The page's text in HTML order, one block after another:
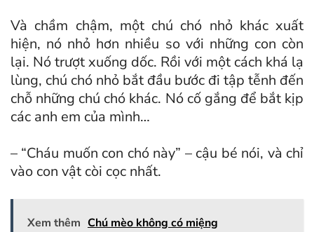
Và chầm chậm, một chú chó nhỏ khác xuất
hiện, nó nhỏ hơn nhiều so với những con còn
lại. Nó trượt xuống dốc. Rồi với một cách khá lạ
lùng, chú chó nhỏ bắt đầu bước đi tập tễnh đến
chỗ những chú chó khác. Nó cố gắng để bắt kịp
các anh em của mình…
– “Cháu muốn con chó này” – cậu bé nói, và chỉ
vào con vật còi cọc nhất.
Xem thêm Chú mèo không có miệng